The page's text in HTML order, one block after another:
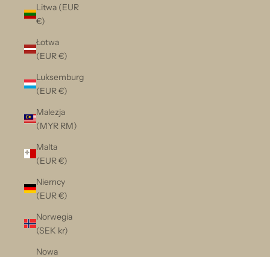
Litwa (EUR
€)
Łotwa
(EUR €)
Luksemburg
(EUR €)
Malezja
(MYR RM)
Malta
(EUR €)
Niemcy
(EUR €)
Norwegia
(SEK kr)
Nowa